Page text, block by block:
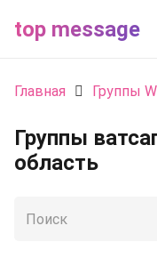
top message
Главная Группы
Группы
область